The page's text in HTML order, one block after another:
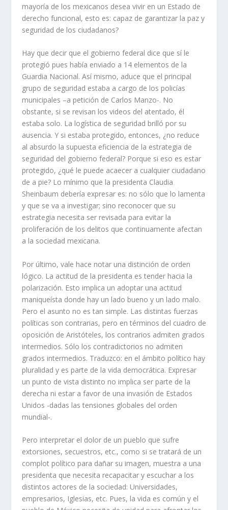
mayoría de los mexicanos desea vivir en un Estado de
derecho funcional, esto es: capaz de garantizar la paz y
seguridad de los ciudadanos?
Hay que decir que el gobierno federal dice que sí le
protegió pues había enviado a 14 elementos de la
Guardia Nacional. Así mismo, aduce que el principal
grupo de seguridad estaba a cargo de los policías
municipales –a petición de Carlos Manzo-. No
obstante, si se revisan los videos del atentado, él
estaba solo. La logística de seguridad brilló por su
ausencia. Y si estaba protegido, entonces, ¿no reduce
al absurdo la supuesta eficiencia de la estrategia de
seguridad del gobierno federal? Porque si eso es estar
protegido, ¿qué le puede acaecer a cualquier ciudadano
de a pie? Lo mínimo que la presidenta Claudia
Sheinbaum debería expresar es: no sólo que lo lamenta
y que se va a investigar; sino reconocer que su
estrategia necesita ser revisada para evitar la
proliferación de los delitos que continuamente afectan
a la sociedad mexicana.
Por último, vale hace notar una distinción de orden
lógico. La actitud de la presidenta es tender hacia la
polarización. Esto implica un adoptar una actitud
maniqueísta donde hay un lado bueno y un lado malo.
Pero el asunto no es tan simple. Las distintas fuerzas
políticas son contrarias, pero en términos del cuadro de
oposición de Aristóteles, los contrarios admiten grados
intermedios. Sólo los contradictorios no admiten
grados intermedios. Traduzco: en el ámbito político hay
pluralidad y es parte de la vida democrática. Expresar
un punto de vista distinto no implica ser parte de la
derecha ni estar a favor de una invasión de Estados
Unidos -dadas las tensiones globales del orden
mundial-.
Pero interpretar el dolor de un pueblo que sufre
extorsiones, secuestros, etc., como si se tratará de un
complot político para dañar su imagen, muestra a una
presidenta que necesita recapacitar y escuchar a los
distintos actores de la sociedad: Universidades,
empresarios, Iglesias, etc. Pues, la vida es común y el